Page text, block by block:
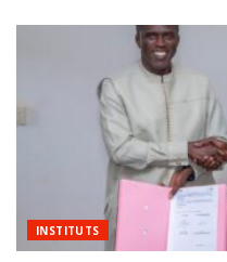
INSTITUTS